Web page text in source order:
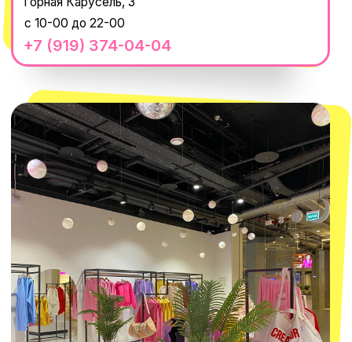
ИП Проворный Алексей Алексеевич
ИНН 667114098580
ОГРНИП 320665800076581
Telegram
8 800 550-06-92
macrocosm_store@mail.ru
КОНТАКТЫ
© 2021-2025 Macrocosm ®
Оферта
Пользовательское соглашение
Политика обработки персональных
данных